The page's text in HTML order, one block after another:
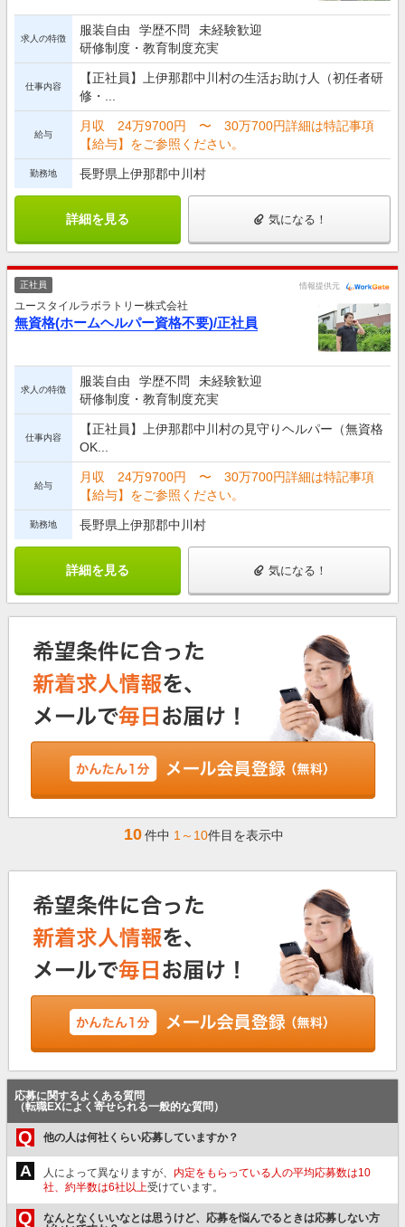
求人の特徴
服装自由 学歴不問
未経験歓迎
研修制度・教育制度充実
仕事内容
【正社員】上伊那郡中川村の生活お助け人（初任者研
修・...
給与
月収 24万9700円 〜 30万700円詳細は特記事項
【給与】をご参照ください。
勤務地 長野県上伊那郡中川村
詳細を見る 気になる！
正社員 情報提供元
ユースタイルラボラトリー株式会社
無資格(ホームヘルパー資格不要)/正社員
求人の特徴
服装自由 学歴不問
未経験歓迎
研修制度・教育制度充実
仕事内容
【正社員】上伊那郡中川村の見守りヘルパー（無資格
OK...
給与
月収 24万9700円 〜 30万700円詳細は特記事項
【給与】をご参照ください。
勤務地 長野県上伊那郡中川村
詳細を見る 気になる！
10件中 1～10件目を表示中
応募に関するよくある質問
（転職EXによく寄せられる一般的な質問）
Q 他の人は何社くらい応募していますか？
A 人によって異なりますが、 内定をもらっている人の平均応募数は10
社、約半数は6社以上受けています。
Q
なんとなくいいなとは思うけど、応募を悩んでるときは応募しない方